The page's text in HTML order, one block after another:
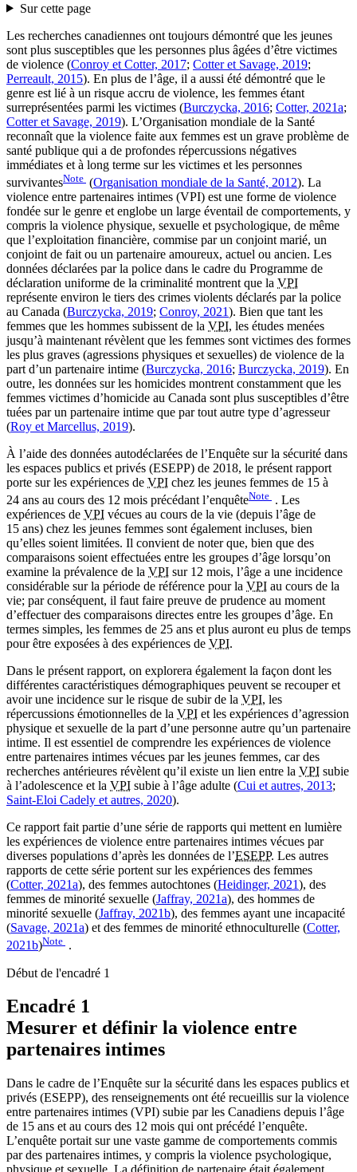
Sur cette page
Les recherches canadiennes ont toujours démontré que les jeunes
sont plus susceptibles que les personnes plus âgées d’être victimes
de violence (Conroy et Cotter, 2017; Cotter et Savage, 2019;
Perreault, 2015). En plus de l’âge, il a aussi été démontré que le
genre est lié à un risque accru de violence, les femmes étant
surreprésentées parmi les victimes (Burczycka, 2016; Cotter, 2021a;
Cotter et Savage, 2019). L’Organisation mondiale de la Santé
reconnaît que la violence faite aux femmes est un grave problème de
santé publique qui a de profondes répercussions négatives
immédiates et à long terme sur les victimes et les personnes
survivantesNote (Organisation mondiale de la Santé, 2012). La
violence entre partenaires intimes (VPI) est une forme de violence
fondée sur le genre et englobe un large éventail de comportements, y
compris la violence physique, sexuelle et psychologique, de même
que l’exploitation financière, commise par un conjoint marié, un
conjoint de fait ou un partenaire amoureux, actuel ou ancien. Les
données déclarées par la police dans le cadre du Programme de
déclaration uniforme de la criminalité montrent que la VPI
représente environ le tiers des crimes violents déclarés par la police
au Canada (Burczycka, 2019; Conroy, 2021). Bien que tant les
femmes que les hommes subissent de la VPI, les études menées
jusqu’à maintenant révèlent que les femmes sont victimes des formes
les plus graves (agressions physiques et sexuelles) de violence de la
part d’un partenaire intime (Burczycka, 2016; Burczycka, 2019). En
outre, les données sur les homicides montrent constamment que les
femmes victimes d’homicide au Canada sont plus susceptibles d’être
tuées par un partenaire intime que par tout autre type d’agresseur
(Roy et Marcellus, 2019).
À l’aide des données autodéclarées de l’Enquête sur la sécurité dans
les espaces publics et privés (ESEPP) de 2018, le présent rapport
porte sur les expériences de VPI chez les jeunes femmes de 15 à
24 ans au cours des 12 mois précédant l’enquêteNote . Les
expériences de VPI vécues au cours de la vie (depuis l’âge de
15 ans) chez les jeunes femmes sont également incluses, bien
qu’elles soient limitées. Il convient de noter que, bien que des
comparaisons soient effectuées entre les groupes d’âge lorsqu’on
examine la prévalence de la VPI sur 12 mois, l’âge a une incidence
considérable sur la période de référence pour la VPI au cours de la
vie; par conséquent, il faut faire preuve de prudence au moment
d’effectuer des comparaisons directes entre les groupes d’âge. En
termes simples, les femmes de 25 ans et plus auront eu plus de temps
pour être exposées à des expériences de VPI.
Dans le présent rapport, on explorera également la façon dont les
différentes caractéristiques démographiques peuvent se recouper et
avoir une incidence sur le risque de subir de la VPI, les
répercussions émotionnelles de la VPI et les expériences d’agression
physique et sexuelle de la part d’une personne autre qu’un partenaire
intime. Il est essentiel de comprendre les expériences de violence
entre partenaires intimes vécues par les jeunes femmes, car des
recherches antérieures révèlent qu’il existe un lien entre la VPI subie
à l’adolescence et la VPI subie à l’âge adulte (Cui et autres, 2013;
Saint-Eloi Cadely et autres, 2020).
Ce rapport fait partie d’une série de rapports qui mettent en lumière
les expériences de violence entre partenaires intimes vécues par
diverses populations d’après les données de l’ESEPP. Les autres
rapports de cette série portent sur les expériences des femmes
(Cotter, 2021a), des femmes autochtones (Heidinger, 2021), des
femmes de minorité sexuelle (Jaffray, 2021a), des hommes de
minorité sexuelle (Jaffray, 2021b), des femmes ayant une incapacité
(Savage, 2021a) et des femmes de minorité ethnoculturelle (Cotter,
2021b)Note .
Début de l'encadré 1
Encadré 1
Mesurer et définir la violence entre
partenaires intimes
Dans le cadre de l’Enquête sur la sécurité dans les espaces publics et
privés (ESEPP), des renseignements ont été recueillis sur la violence
entre partenaires intimes (VPI) subie par les Canadiens depuis l’âge
de 15 ans et au cours des 12 mois qui ont précédé l’enquête.
L’enquête portait sur une vaste gamme de comportements commis
par des partenaires intimes, y compris la violence psychologique,